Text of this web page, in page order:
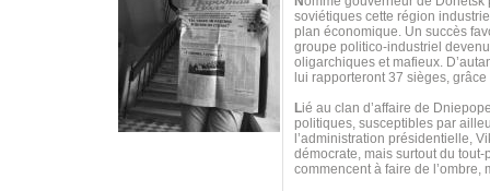
soviétiques cette région
plan économique. Un succès
groupe politico-industriel
oligarchiques et mafieux.
lui rapporteront 37 sièges,
Lié au clan d’affaire de
politiques, susceptibles par
l’administration présidentielle,
démocrate, mais surtout du
commencent à faire de